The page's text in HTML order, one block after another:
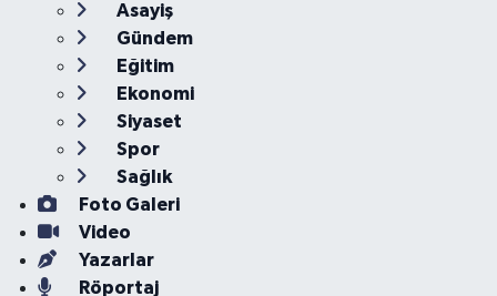
Asayiş
Gündem
Eğitim
Ekonomi
Siyaset
Spor
Sağlık
Foto Galeri
Video
Yazarlar
Röportaj